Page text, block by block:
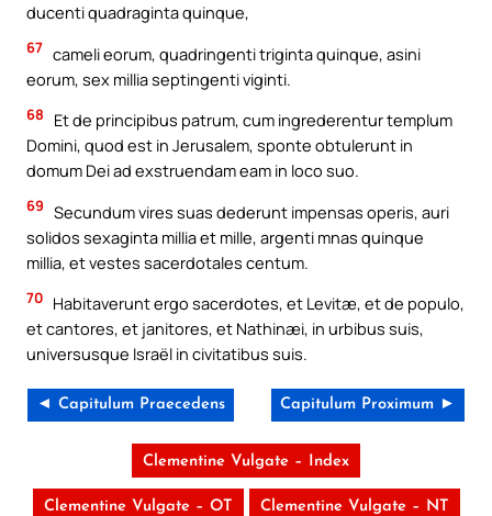
ducenti quadraginta quinque,
67 cameli eorum, quadringenti triginta quinque, asini
eorum, sex millia septingenti viginti.
68
Et de principibus patrum, cum ingrederentur templum
Domini, quod est in Jerusalem, sponte obtulerunt in
domum Dei ad exstruendam eam in loco suo.
69 Secundum vires suas dederunt impensas operis, auri
solidos sexaginta millia et mille, argenti mnas quinque
millia, et vestes sacerdotales centum.
70 Habitaverunt ergo sacerdotes, et Levitæ, et de populo,
et cantores, et janitores, et Nathinæi, in urbibus suis,
universusque Israël in civitatibus suis.
◄ Capitulum Praecedens Capitulum Proximum ►
Clementine Vulgate – Index
Clementine Vulgate – OT Clementine Vulgate – NT